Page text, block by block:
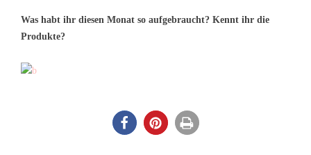
Was habt ihr diesen Monat so aufgebraucht? Kennt ihr die
Produkte?